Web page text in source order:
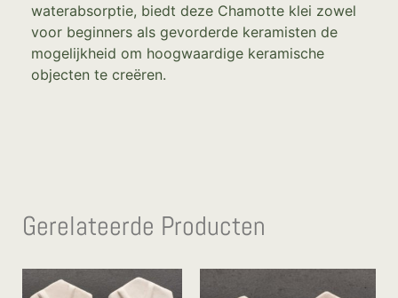
waterabsorptie, biedt deze Chamotte klei zowel
voor beginners als gevorderde keramisten de
mogelijkheid om hoogwaardige keramische
objecten te creëren.
Gerelateerde Producten